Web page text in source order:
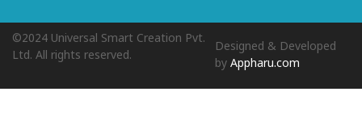
©2024 Universal Smart Creation Pvt.
Ltd. All rights reserved.
Designed & Developed
byAppharu.com